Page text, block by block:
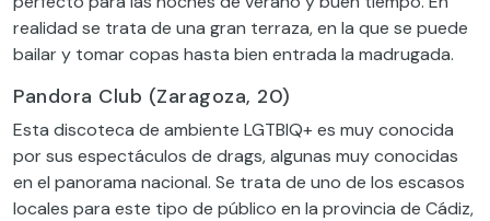
realidad se trata de una gran terraza, en la que se puede
bailar y tomar copas hasta bien entrada la madrugada.
Pandora Club (Zaragoza, 20)
Esta discoteca de ambiente LGTBIQ+ es muy conocida
por sus espectáculos de drags, algunas muy conocidas
en el panorama nacional. Se trata de uno de los escasos
locales para este tipo de público en la provincia de Cádiz,